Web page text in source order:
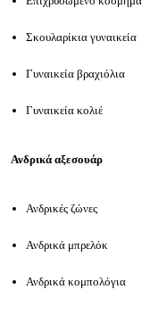
Σκουλαρίκια γυναικεία
Γυναικεία βραχιόλια
Γυναικεία κολιέ
Ανδρικά αξεσουάρ
Ανδρικές ζώνες
Ανδρικά μπρελόκ
Ανδρικά κομπολόγια